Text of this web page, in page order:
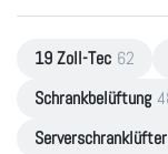
19 Zoll-Tec 62
Schrankbelüftung
Serverschranklüfter